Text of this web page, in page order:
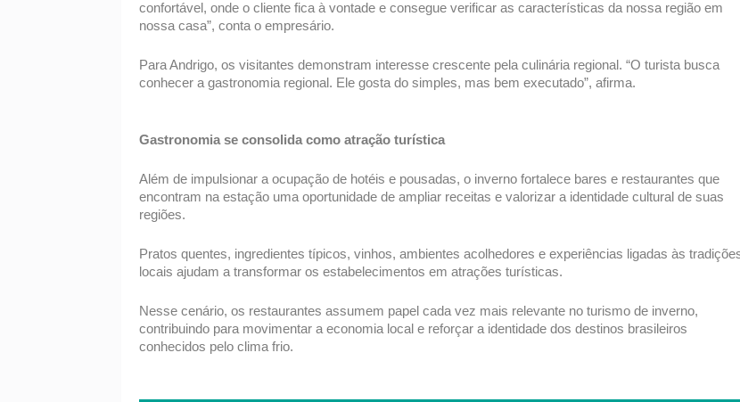
confortável, onde o cliente fica à vontade e consegue verificar as características da nossa região em
nossa casa”, conta o empresário.
Para Andrigo, os visitantes demonstram interesse crescente pela culinária regional. “O turista busca
conhecer a gastronomia regional. Ele gosta do simples, mas bem executado”, afirma.
Gastronomia se consolida como atração turística
Além de impulsionar a ocupação de hotéis e pousadas, o inverno fortalece bares e restaurantes que
encontram na estação uma oportunidade de ampliar receitas e valorizar a identidade cultural de suas
regiões.
Pratos quentes, ingredientes típicos, vinhos, ambientes acolhedores e experiências ligadas às
locais ajudam a transformar os estabelecimentos em atrações turísticas.
Nesse cenário, os restaurantes assumem papel cada vez mais relevante no turismo de inverno,
contribuindo para movimentar a economia local e reforçar a identidade dos destinos brasileiros
conhecidos pelo clima frio.